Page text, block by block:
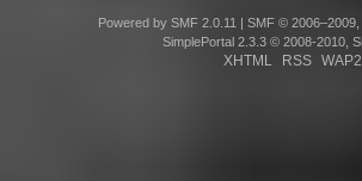
Powered by SMF 2.0.11
SMF ©
SimplePortal 2.3.3 © 2008-2010,
XHTML RSS WAP2